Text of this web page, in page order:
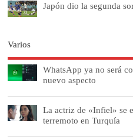
Japón dio la segunda
Varios
WhatsApp ya no será
nuevo aspecto
La actriz de «Infiel» se
terremoto en Turquía